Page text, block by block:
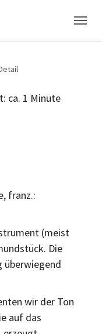
ca. 1 Minute
franz.:
(meist
Die
überwiegend
wir der Ton
auf das